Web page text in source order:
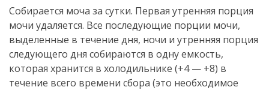
Собирается моча за сутки. Первая утренняя порция
мочи удаляется. Все последующие порции мочи,
выделенные в течение дня, ночи и утренняя порция
следующего дня собираются в одну емкость,
которая хранится в холодильнике (+4 — +8) в
течение всего времени сбора (это необходимое